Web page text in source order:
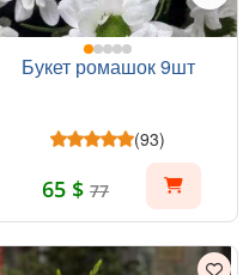
Букет ромашок 9шт
(93)
65 $ 77